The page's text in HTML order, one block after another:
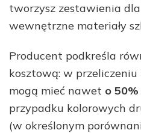
tworzysz zestawienia
wewnętrzne materiały
Producent podkreśla
kosztową: w
mogą mieć nawet o
przypadku kolorowych
(w określonym